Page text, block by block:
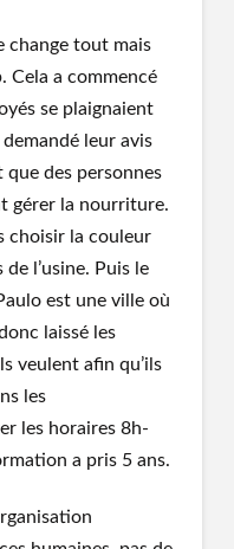
change tout mais
Cela a commencé
se plaignaient
leur avis
des personnes
gérer la nourriture.
choisir la couleur
l’usine. Puis le
est une ville où
laissé les
veulent afin qu’ils
les
les horaires 8h-
a pris 5 ans.